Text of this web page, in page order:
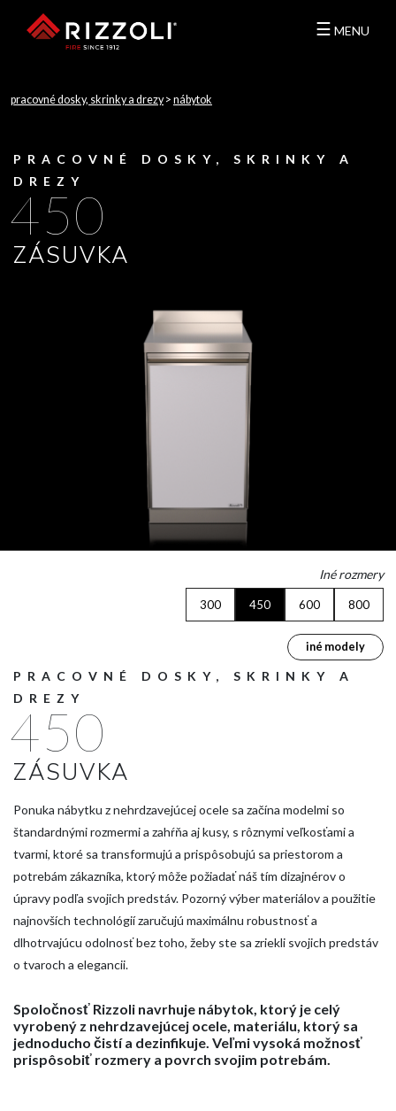
HOME
SPOLOČNOSŤ
VÝROBKY
KATALOGY
☰ MENU
pracovné dosky, skrinky a drezy > nábytok
PRACOVNÉ DOSKY, SKRINKY A
DREZY
450
ZÁSUVKA
Iné rozmery
300 450 600 800
iné modely
PRACOVNÉ DOSKY, SKRINKY A
DREZY
450
ZÁSUVKA
Ponuka nábytku z nehrdzavejúcej ocele sa začína modelmi so
štandardnými rozmermi a zahŕňa aj kusy, s rôznymi veľkosťami a
tvarmi, ktoré sa transformujú a prispôsobujú sa priestorom a
potrebám zákazníka, ktorý môže požiadať náš tím dizajnérov o
úpravy podľa svojich predstáv. Pozorný výber materiálov a použitie
najnovších technológií zaručujú maximálnu robustnosť a
dlhotrvajúcu odolnosť bez toho, žeby ste sa zriekli svojich predstáv
o tvaroch a elegancii.
Spoločnosť Rizzoli navrhuje nábytok, ktorý je celý
vyrobený z nehrdzavejúcej ocele, materiálu, ktorý sa
jednoducho čistí a dezinfikuje. Veľmi vysoká možnosť
prispôsobiť rozmery a povrch svojim potrebám.